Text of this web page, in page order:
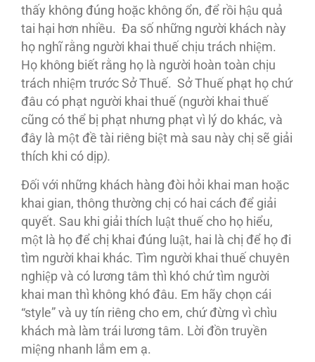
thấy không đúng hoặc không ổn, để rồi hậu quả
tai hại hơn nhiều. Đa số những người khách này
họ nghĩ rằng người khai thuế chịu trách nhiệm.
Họ không biết rằng họ là người hoàn toàn chịu
trách nhiệm trước Sở Thuế. Sở Thuế phạt họ chứ
đâu có phạt người khai thuế (người khai thuế
cũng có thể bị phạt nhưng phạt vì lý do khác, và
đây là một đề tài riêng biệt mà sau này chị sẽ giải
thích khi có dịp).
Đối với những khách hàng đòi hỏi khai man hoặc
khai gian, thông thường chị có hai cách để giải
quyết. Sau khi giải thích luật thuế cho họ hiểu,
một là họ để chị khai đúng luật, hai là chị để họ đi
tìm người khai khác. Tìm người khai thuế chuyên
nghiệp và có lương tâm thì khó chứ tìm người
khai man thì không khó đâu. Em hãy chọn cái
“style” và uy tín riêng cho em, chứ đừng vì chìu
khách mà làm trái lương tâm. Lời đồn truyền
miệng nhanh lắm em ạ.